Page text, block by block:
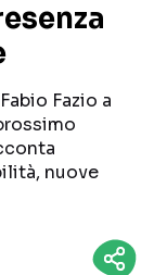
INFINITY
Fazio a
nuove